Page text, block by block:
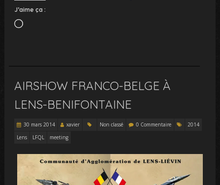
J’aime ça :
Chargement…
AIRSHOW FRANCO-BELGE À
LENS-BENIFONTAINE
30 mars 2014 xavier Non classé 0 Commentaire
2014
Lens
LFQL meeting